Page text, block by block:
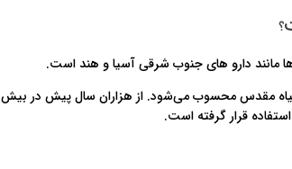
؟
مانند دارو های جنوب شرقی آسیا و هند است.
گیاه مقدس محسوب می‌شود. از هزاران سال پیش در بیش